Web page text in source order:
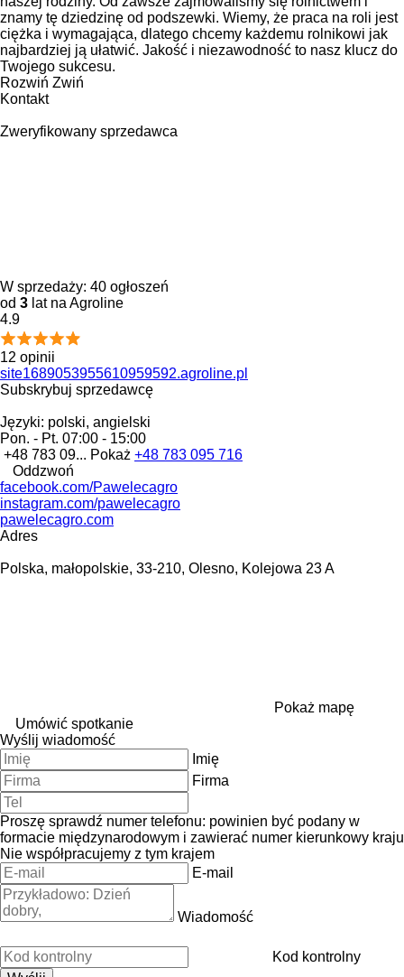
znamy tę dziedzinę od podszewki. Wiemy, że praca na roli jest
ciężka i wymagająca, dlatego chcemy każdemu rolnikowi jak
najbardziej ją ułatwić. Jakość i niezawodność to nasz klucz do
Twojego sukcesu.
Rozwiń Zwiń
Kontakt
Zweryfikowany sprzedawca
W sprzedaży: 40 ogłoszeń
od 3 lat na Agroline
4.9
12 opinii
site1689053955610959592.agroline.pl
Subskrybuj sprzedawcę
Języki: polski, angielski
Pon. - Pt. 07:00 - 15:00
+48 783 09... Pokaż +48 783 095 716
Oddzwoń
facebook.com/Pawelecagro
instagram.com/pawelecagro
pawelecagro.com
Adres
Polska, małopolskie, 33-210, Olesno, Kolejowa 23 A
Pokaż mapę
Umówić spotkanie
Wyślij wiadomość
Imię
Firma
Proszę sprawdź numer telefonu: powinien być podany w
formacie międzynarodowym i zawierać numer kierunkowy kraju
Nie współpracujemy z tym krajem
E-mail
Wiadomość
Kod kontrolny